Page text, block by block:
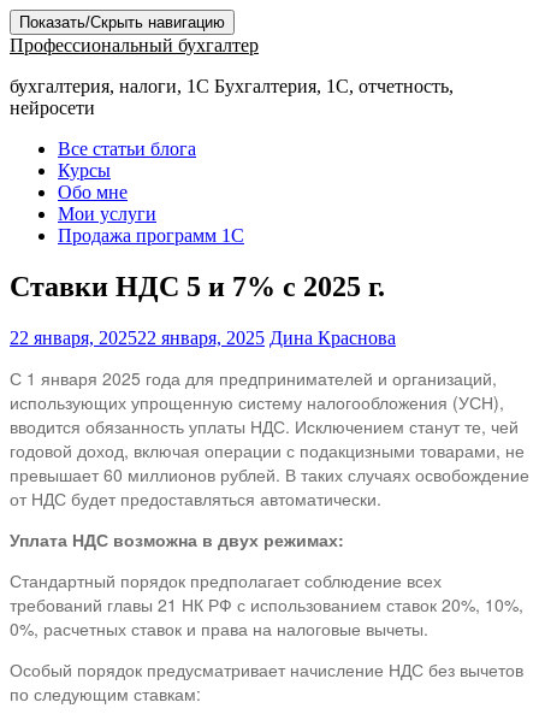
Показать/Скрыть навигацию
Профессиональный бухгалтер
бухгалтерия, налоги, 1С Бухгалтерия, 1С, отчетность,
нейросети
Все статьи блога
Курсы
Обо мне
Мои услуги
Продажа программ 1С
Ставки НДС 5 и 7% с 2025 г.
22 января, 202522 января, 2025 Дина Краснова
С 1 января 2025 года для предпринимателей и организаций,
использующих упрощенную систему налогообложения (УСН),
вводится обязанность уплаты НДС. Исключением станут те, чей
годовой доход, включая операции с подакцизными товарами, не
превышает 60 миллионов рублей. В таких случаях освобождение
от НДС будет предоставляться автоматически.
Уплата НДС возможна в двух режимах:
Стандартный порядок предполагает соблюдение всех
требований главы 21 НК РФ с использованием ставок 20%, 10%,
0%, расчетных ставок и права на налоговые вычеты.
Особый порядок предусматривает начисление НДС без вычетов
по следующим ставкам: